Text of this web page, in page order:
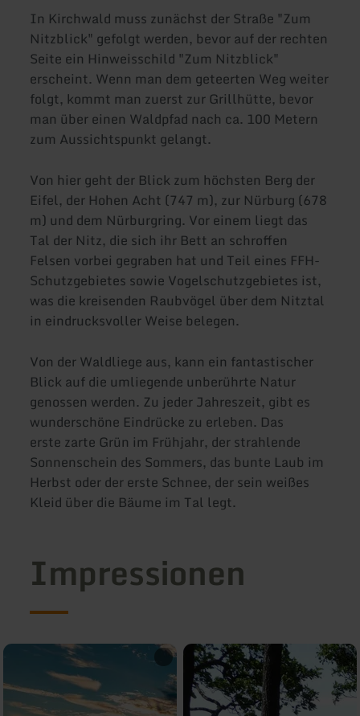
In Kirchwald muss zunächst der Straße "Zum
Nitzblick" gefolgt werden, bevor auf der rechten
Seite ein Hinweisschild "Zum Nitzblick"
erscheint. Wenn man dem geteerten Weg weiter
folgt, kommt man zuerst zur Grillhütte, bevor
man über einen Waldpfad nach ca. 100 Metern
zum Aussichtspunkt gelangt.
Von hier geht der Blick zum höchsten Berg der
Eifel, der Hohen Acht (747 m), zur Nürburg (678
m) und dem Nürburgring. Vor einem liegt das
Tal der Nitz, die sich ihr Bett an schroffen
Felsen vorbei gegraben hat und Teil eines FFH-
Schutzgebietes sowie Vogelschutzgebietes ist,
was die kreisenden Raubvögel über dem Nitztal
in eindrucksvoller Weise belegen.
Von der Waldliege aus, kann ein fantastischer
Blick auf die umliegende unberührte Natur
genossen werden. Zu jeder Jahreszeit, gibt es
wunderschöne Eindrücke zu erleben. Das
erste zarte Grün im Frühjahr, der strahlende
Sonnenschein des Sommers, das bunte Laub im
Herbst oder der erste Schnee, der sein weißes
Kleid über die Bäume im Tal legt.
Impressionen